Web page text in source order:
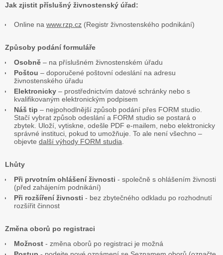
Jak zjistit příslušný živnostenský úřad:
Online na www.rzp.cz (Registr živnostenského podnikání)
Způsoby podání formuláře
Osobně – na příslušném živnostenském úřadu
Poštou – doporučené poštovní odeslání na adresu
živnostenského úřadu
Elektronicky – prostřednictvím datové schránky nebo s
kvalifikovaným elektronickým podpisem
Náš tip – nejpohodlnější způsob podání přes FORM studio.
Stačí vybrat způsob odeslání a FORM studio se postará o
zbytek. Uloží, vytiskne, odešle PDF e-mailem, nebo elektronicky
správné instituci, pokud to umožňuje. To ale není všechno –
objevte další výhody FORM studia
Lhůty
Při prvotním ohlášení živnosti - společně s ohlášením živnosti
(před zahájením podnikání)
Při rozšíření živnosti - bez zbytečného odkladu po rozhodnutí
rozšířit činnost
Změna oborů po registraci
Možnost - změna oborů po registraci je možná